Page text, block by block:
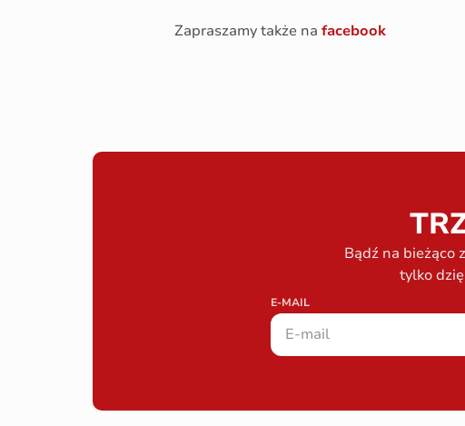
Zapraszamy także na facebook
Bądź na bieżąco
tylko
E-MAIL